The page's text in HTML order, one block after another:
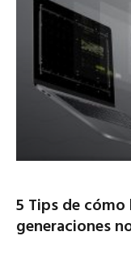
5 Tips de
generaciones